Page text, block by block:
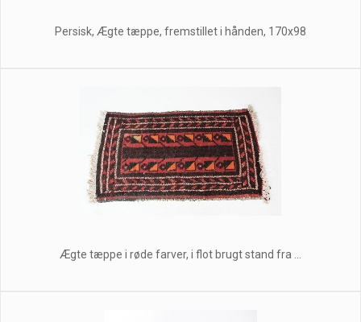
Persisk, Ægte tæppe, fremstillet i hånden, 170x98
Ægte tæppe i røde farver, i flot brugt stand fra ...